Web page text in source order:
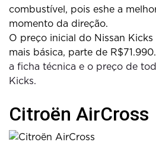
combustível, pois eshe a
momento da direção.
O preço inicial do Nissan Kicks
mais básica, parte de R$71.990.
a ficha técnica e o preço de
Kicks.
Citroën AirCross